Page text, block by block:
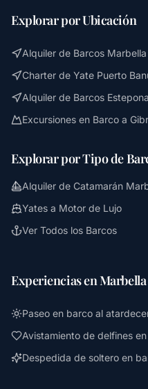
Explorar por Ubicación
Alquiler de Barcos Marbella
Charter de Yate Puerto
Alquiler de Barcos Estepona
Excursiones en Barco a
Explorar por Tipo de
Alquiler de Catamarán
Yates a Motor de Lujo
Ver Todos los Barcos
Experiencias en Marbella
Paseo en barco al
Avistamiento de delfines
Despedida de soltero en